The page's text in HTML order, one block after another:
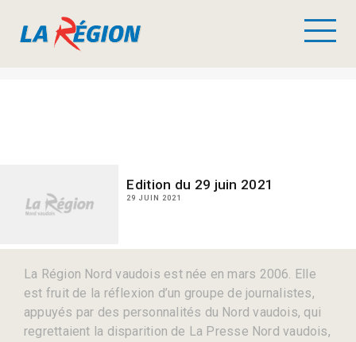
Edition du 29 juin 2021
29 JUIN 2021
La Région Nord vaudois est née en mars 2006. Elle
est fruit de la réflexion d’un groupe de journalistes,
appuyés par des personnalités du Nord vaudois, qui
regrettaient la disparition de La Presse Nord vaudois,